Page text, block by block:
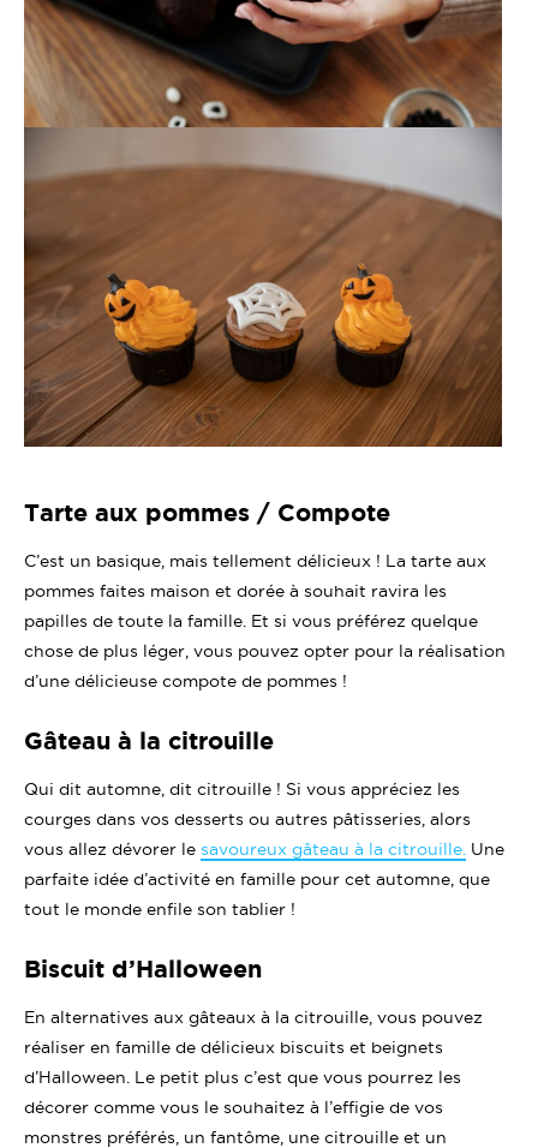
Tarte aux pommes / Compote
C’est un basique, mais tellement délicieux ! La tarte aux
pommes faites maison et dorée à souhait ravira les
papilles de toute la famille. Et si vous préférez quelque
chose de plus léger, vous pouvez opter pour la réalisation
d’une délicieuse compote de pommes !
Gâteau à la citrouille
Qui dit automne, dit citrouille ! Si vous appréciez les
courges dans vos desserts ou autres pâtisseries, alors
vous allez dévorer le savoureux gâteau à la citrouille. Une
parfaite idée d’activité en famille pour cet automne, que
tout le monde enfile son tablier !
Biscuit d’Halloween
En alternatives aux gâteaux à la citrouille, vous pouvez
réaliser en famille de délicieux biscuits et beignets
d’Halloween. Le petit plus c’est que vous pourrez les
décorer comme vous le souhaitez à l’effigie de vos
monstres préférés, un fantôme, une citrouille et un